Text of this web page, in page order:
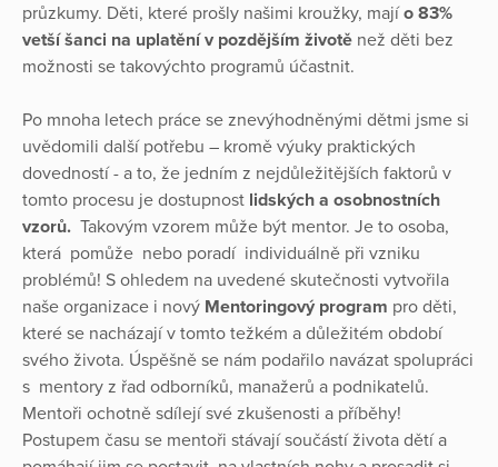
průzkumy. Děti, které prošly našimi kroužky, majío 83%
vetší šanci na uplatění v pozdějším životě než děti bez
možnosti se takovýchto programů účastnit.
Po mnoha letech práce se znevýhodněnými dětmi jsme si
uvědomili další potřebu – kromě výuky praktických
dovedností - a to, že jedním z nejdůležitějších faktorů v
tomto procesu je dostupnost lidských a osobnostních
vzorů. Takovým vzorem může být mentor. Je to osoba,
která pomůže nebo poradí individuálně při vzniku
problémů! S ohledem na uvedené skutečnosti vytvořila
naše organizace i nový Mentoringový program pro děti,
které se nacházají v tomto težkém a důležitém období
svého života. Úspěšně se nám podařilo navázat spolupráci
s mentory z řad odborníků, manažerů a podnikatelů.
Mentoři ochotně sdílejí své zkušenosti a příběhy!
Postupem času se mentoři stávají součástí života dětí a